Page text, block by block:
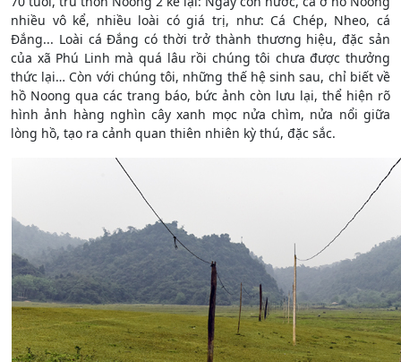
nhiều vô kể, nhiều loài có giá trị, như: Cá Chép, Nheo, cá
Đắng... Loài cá Đắng có thời trở thành thương hiệu, đặc sản
của xã Phú Linh mà quá lâu rồi chúng tôi chưa được thưởng
thức lại… Còn với chúng tôi, những thế hệ sinh sau, chỉ biết về
hồ Noong qua các trang báo, bức ảnh còn lưu lại, thể hiện rõ
hình ảnh hàng nghìn cây xanh mọc nửa chìm, nửa nổi giữa
lòng hồ, tạo ra cảnh quan thiên nhiên kỳ thú, đặc sắc.